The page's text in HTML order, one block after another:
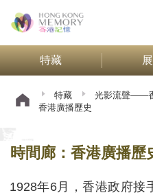
特藏
特藏 光影流聲——
香港廣播歷史
時間廊：香港廣播歷
1928年6月，香港政府接